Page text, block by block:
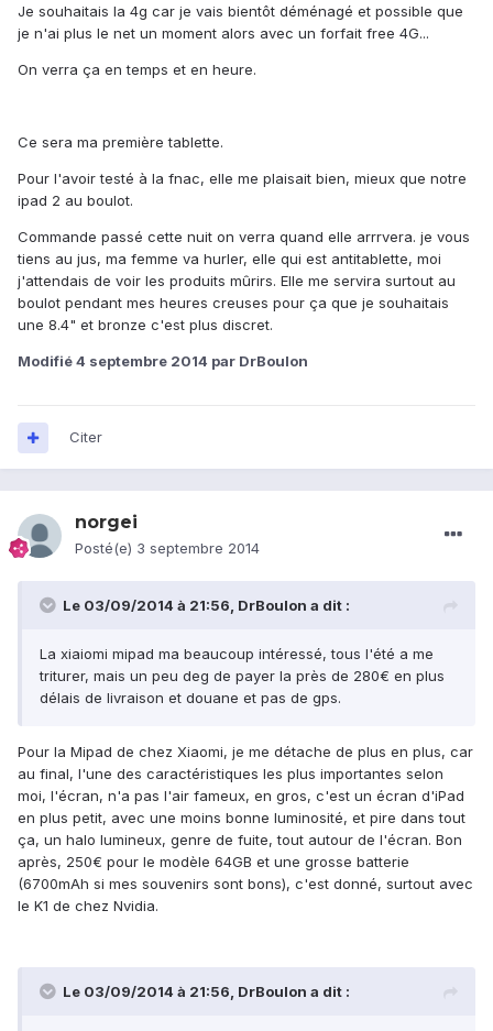
Je souhaitais la 4g car je vais bientôt déménagé et possible que
je n'ai plus le net un moment alors avec un forfait free 4G...
On verra ça en temps et en heure.
Ce sera ma première tablette.
Pour l'avoir testé à la fnac, elle me plaisait bien, mieux que notre
ipad 2 au boulot.
Commande passé cette nuit on verra quand elle arrrvera. je vous
tiens au jus, ma femme va hurler, elle qui est antitablette, moi
j'attendais de voir les produits mûrirs. Elle me servira surtout au
boulot pendant mes heures creuses pour ça que je souhaitais
une 8.4" et bronze c'est plus discret.
Modifié4 septembre 2014 par DrBoulon
Citer
norgei
Posté(e) 3 septembre 2014
Le 03/09/2014 à 21:56, DrBoulon a dit :
La xiaiomi mipad ma beaucoup intéressé, tous l'été a me
triturer, mais un peu deg de payer la près de 280€ en plus
délais de livraison et douane et pas de gps.
Pour la Mipad de chez Xiaomi, je me détache de plus en plus, car
au final, l'une des caractéristiques les plus importantes selon
moi, l'écran, n'a pas l'air fameux, en gros, c'est un écran d'iPad
en plus petit, avec une moins bonne luminosité, et pire dans tout
ça, un halo lumineux, genre de fuite, tout autour de l'écran. Bon
après, 250€ pour le modèle 64GB et une grosse batterie
(6700mAh si mes souvenirs sont bons), c'est donné, surtout avec
le K1 de chez Nvidia.
Le 03/09/2014 à 21:56, DrBoulon a dit :